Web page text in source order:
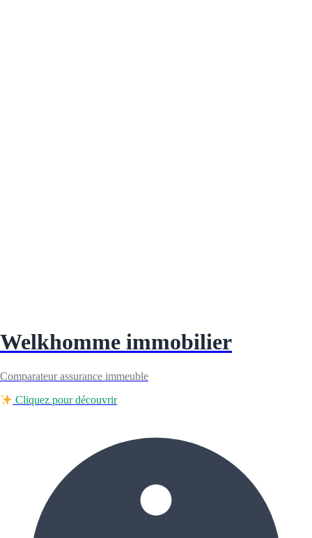
Welkhomme immobilier
Comparateur assurance immeuble
Cliquez pour découvrir